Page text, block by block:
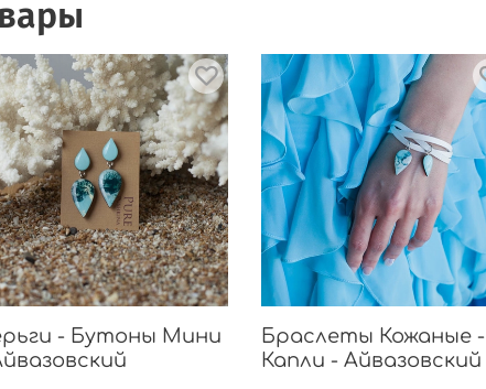
- Бутоны Мини
Браслеты Кожаные -
Капли - Айвазовский